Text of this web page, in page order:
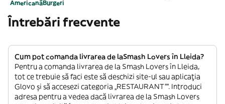
AmericanăBurgeri
Întrebări frecvente
Cum pot comanda livrarea de laSmash Lovers în Lleida?
Pentru a comanda livrarea de la Smash Lovers în Lleida,
tot ce trebuie să faci este să deschizi site-ul sau aplicația
Glovo și să accesezi categoria „RESTAURANT””. Introduci
adresa pentru a vedea dacă livrarea de la Smash Lovers